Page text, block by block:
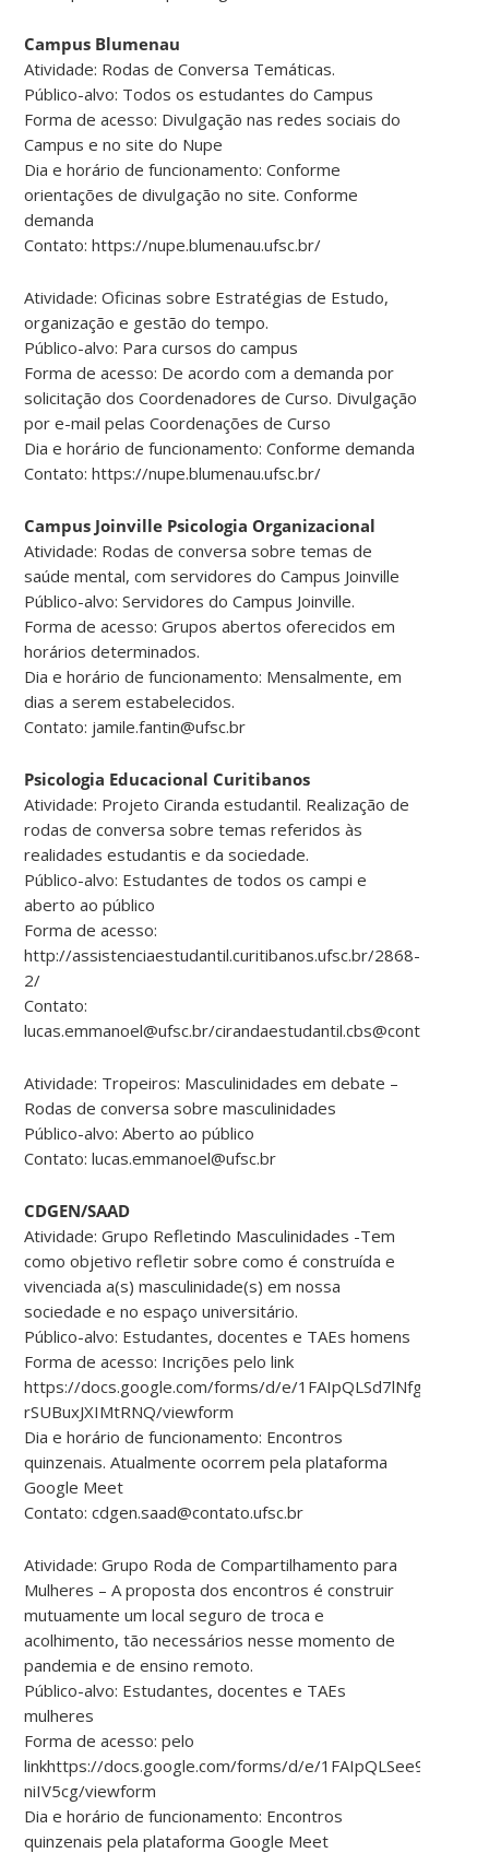
Campus Blumenau
Atividade: Rodas de Conversa Temáticas.
Público-alvo: Todos os estudantes do Campus
Forma de acesso: Divulgação nas redes sociais do
Campus e no site do Nupe
Dia e horário de funcionamento: Conforme
orientações de divulgação no site. Conforme
demanda
Contato: https://nupe.blumenau.ufsc.br/
Atividade: Oficinas sobre Estratégias de Estudo,
organização e gestão do tempo.
Público-alvo: Para cursos do campus
Forma de acesso: De acordo com a demanda por
solicitação dos Coordenadores de Curso. Divulgação
por e-mail pelas Coordenações de Curso
Dia e horário de funcionamento: Conforme demanda
Contato: https://nupe.blumenau.ufsc.br/
Campus Joinville Psicologia Organizacional
Atividade: Rodas de conversa sobre temas de
saúde mental, com servidores do Campus Joinville
Público-alvo: Servidores do Campus Joinville.
Forma de acesso: Grupos abertos oferecidos em
horários determinados.
Dia e horário de funcionamento: Mensalmente, em
dias a serem estabelecidos.
Contato: jamile.fantin@ufsc.br
Psicologia Educacional Curitibanos
Atividade: Projeto Ciranda estudantil. Realização de
rodas de conversa sobre temas referidos às
realidades estudantis e da sociedade.
Público-alvo: Estudantes de todos os campi e
aberto ao público
Forma de acesso:
http://assistenciaestudantil.curitibanos.ufsc.br/2868-
2/
Contato:
lucas.emmanoel@ufsc.br/
Atividade: Tropeiros: Masculinidades em debate –
Rodas de conversa sobre masculinidades
Público-alvo: Aberto ao público
Contato: lucas.emmanoel@ufsc.br
CDGEN/SAAD
Atividade: Grupo Refletindo Masculinidades -Tem
como objetivo refletir sobre como é construída e
vivenciada a(s) masculinidade(s) em nossa
sociedade e no espaço universitário.
Público-alvo: Estudantes, docentes e TAEs homens
Forma de acesso: Incrições pelo link
https://docs.google.com/forms/d/e/
rSUBuxJXIMtRNQ/viewform
Dia e horário de funcionamento: Encontros
quinzenais. Atualmente ocorrem pela plataforma
Google Meet
Contato: cdgen.saad@contato.ufsc.br
Atividade: Grupo Roda de Compartilhamento para
Mulheres – A proposta dos encontros é construir
mutuamente um local seguro de troca e
acolhimento, tão necessários nesse momento de
pandemia e de ensino remoto.
Público-alvo: Estudantes, docentes e TAEs
mulheres
Forma de acesso: pelo
linkhttps://docs.google.com/forms/d/e/
niIV5cg/viewform
Dia e horário de funcionamento: Encontros
quinzenais pela plataforma Google Meet